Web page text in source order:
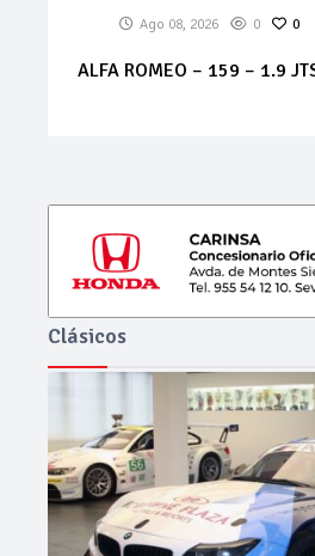
Ago 07, 2026 0 0
MERCEDES Sprinter 314 cdi
Clásicos